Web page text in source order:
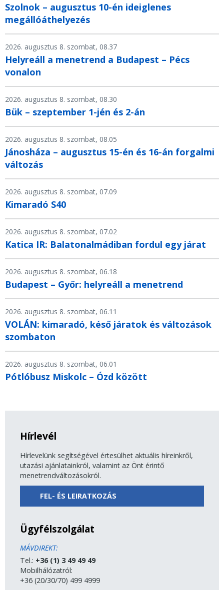
Szolnok – augusztus 10-én ideiglenes
megállóáthelyezés
2026. augusztus 8. szombat, 08.37
Helyreáll a menetrend a Budapest – Pécs
vonalon
2026. augusztus 8. szombat, 08.30
Bük – szeptember 1-jén és 2-án
2026. augusztus 8. szombat, 08.05
Jánosháza – augusztus 15-én és 16-án forgalmi
változás
2026. augusztus 8. szombat, 07.09
Kimaradó S40
2026. augusztus 8. szombat, 07.02
Katica IR: Balatonalmádiban fordul egy járat
2026. augusztus 8. szombat, 06.18
Budapest – Győr: helyreáll a menetrend
2026. augusztus 8. szombat, 06.11
VOLÁN: kimaradó, késő járatok és változások
szombaton
2026. augusztus 8. szombat, 06.01
Pótlóbusz Miskolc – Ózd között
Hírlevél
Hírlevelünk segítségével értesülhet aktuális híreinkről,
utazási ajánlatainkról, valamint az Önt érintő
menetrendváltozásokról.
FEL- ÉS LEIRATKOZÁS
Ügyfélszolgálat
MÁVDIREKT:
Tel.: +36 (1) 3 49 49 49
Mobilhálózatról:
+36 (20/30/70) 499 4999